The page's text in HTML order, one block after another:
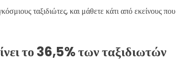
ταξιδιώτες, και μάθετε κάτι από εκείνους που
το 36,5% των ταξιδιωτών